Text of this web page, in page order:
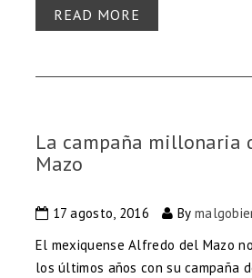
READ MORE
La campaña millonaria
Mazo
17 agosto, 2016 By
El mexiquense Alfredo del Mazo
los últimos años con su campaña